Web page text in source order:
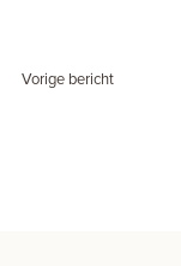
Vorige bericht